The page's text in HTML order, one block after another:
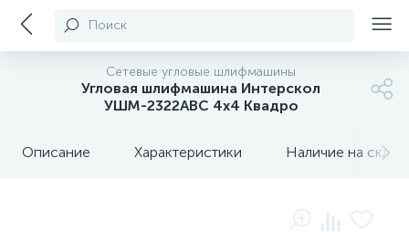
Поиск
Сетевые угловые шлифмашины
Угловая шлифмашина Интерскол
УШМ-2322АВС 4х4 Квадро
Описание Характеристики Наличие на